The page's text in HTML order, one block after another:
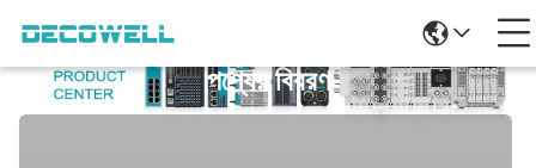
পণ্যের বিবরণ